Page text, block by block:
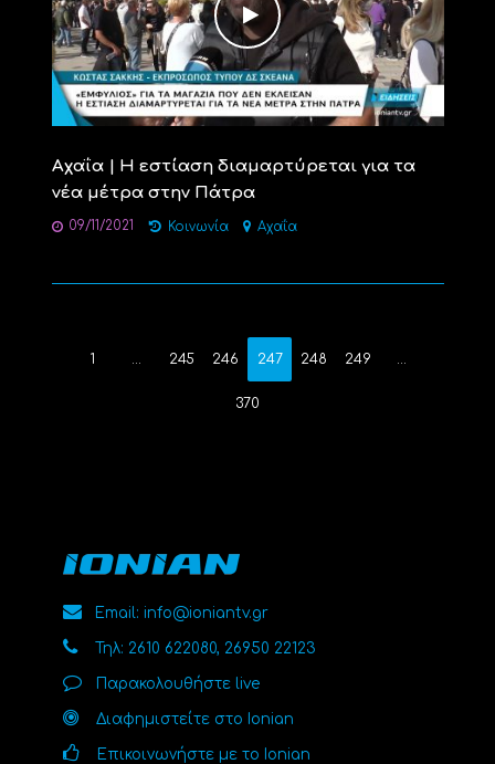
Αχαΐα | Η εστίαση διαμαρτύρεται για τα
νέα μέτρα στην Πάτρα
09/11/2021 Κοινωνία Αχαΐα
1 245 246 247 248 249
370
Email: info@ioniantv.gr
Τηλ: 2610 622080, 26950 22123
Παρακολουθήστε live
Διαφημιστείτε στο Ionian
Επικοινωνήστε με το Ionian